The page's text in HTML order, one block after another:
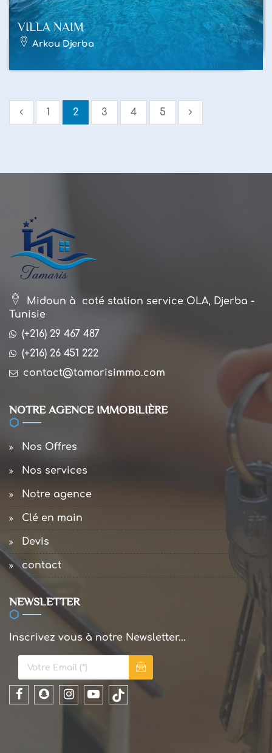
VILLA NAIM
Arkou Djerba
1 2 3 4 5
Midoun à coté station service OLA, Djerba -
Tunisie
(+216) 29 467 487
(+216) 26 451 222
contact@tamarisimmo.com
NOTRE AGENCE IMMOBILIÈRE
Nos Offres
Nos services
Notre agence
Clé en main
Devis
contact
NEWSLETTER
Inscrivez vous à notre Newsletter...